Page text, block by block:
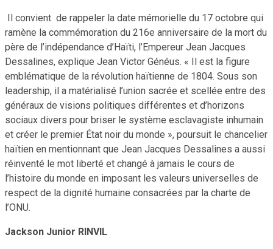
Il convient de rappeler la date mémorielle du 17 octobre qui
ramène la commémoration du 216e anniversaire de la mort du
père de l’indépendance d’Haïti, l’Empereur Jean Jacques
Dessalines, explique Jean Victor Généus. « Il est la figure
emblématique de la révolution haïtienne de 1804. Sous son
leadership, il a matérialisé l’union sacrée et scellée entre des
généraux de visions politiques différentes et d’horizons
sociaux divers pour briser le système esclavagiste inhumain
et créer le premier État noir du monde », poursuit le chancelier
haïtien en mentionnant que Jean Jacques Dessalines a aussi
réinventé le mot liberté et changé à jamais le cours de
l’histoire du monde en imposant les valeurs universelles de
respect de la dignité humaine consacrées par la charte de
l’ONU.
Jackson Junior RINVIL